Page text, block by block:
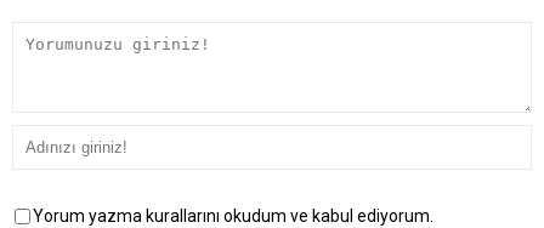
Yorum yazma kurallarını okudum ve kabul ediyorum.